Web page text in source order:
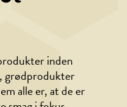
inden
grødprodukter
alle er, at de er